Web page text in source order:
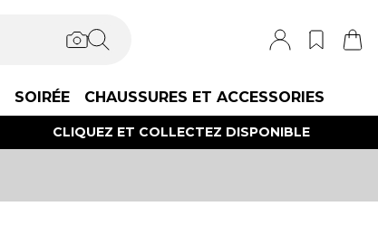
SOIRÉE CHAUSSURES ET ACCESSORIES
CLIQUEZ ET COLLECTEZ DISPONIBLE